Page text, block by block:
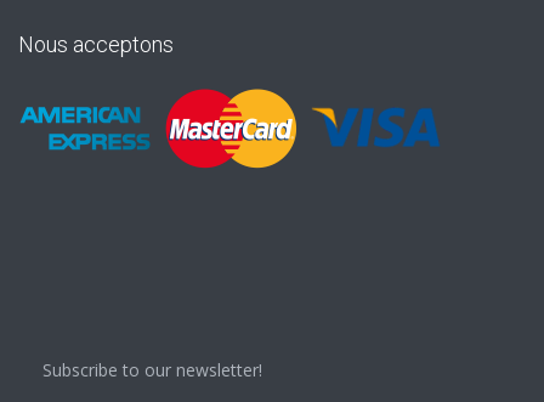
Nous acceptons
Subscribe to our newsletter!